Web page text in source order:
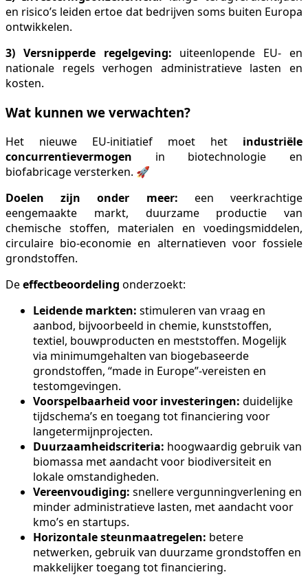
en risico’s leiden ertoe dat bedrijven soms buiten Europa
ontwikkelen.
3) Versnipperde regelgeving: uiteenlopende EU- en
nationale regels verhogen administratieve lasten en
kosten.
Wat kunnen we verwachten?
Het nieuwe EU-initiatief moet het industriële
concurrentievermogen in biotechnologie en
biofabricage versterken. 🚀
Doelen zijn onder meer: een veerkrachtige
eengemaakte markt, duurzame productie van
chemische stoffen, materialen en voedingsmiddelen,
circulaire bio-economie en alternatieven voor fossiele
grondstoffen.
Deeffectbeoordeling onderzoekt:
Leidende markten: stimuleren van vraag en
aanbod, bijvoorbeeld in chemie, kunststoffen,
textiel, bouwproducten en meststoffen. Mogelijk
via minimumgehalten van biogebaseerde
grondstoffen, “made in Europe”-vereisten en
testomgevingen.
Voorspelbaarheid voor investeringen: duidelijke
tijdschema’s en toegang tot financiering voor
langetermijnprojecten.
Duurzaamheidscriteria: hoogwaardig gebruik van
biomassa met aandacht voor biodiversiteit en
lokale omstandigheden.
Vereenvoudiging: snellere vergunningverlening en
minder administratieve lasten, met aandacht voor
kmo’s en startups.
Horizontale steunmaatregelen: betere
netwerken, gebruik van duurzame grondstoffen en
makkelijker toegang tot financiering.